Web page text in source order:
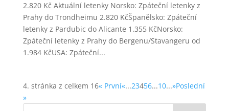
2.820 Kč Aktuální letenky Norsko: Zpáteční letenky z
Prahy do Trondheimu 2.820 KčŠpanělsko: Zpáteční
letenky z Pardubic do Alicante 1.355 KčNorsko:
Zpáteční letenky z Prahy do Bergenu/Stavangeru od
1.984 KčUSA: Zpáteční...
4. stránka z celkem 16« První«...23456...10...»Poslední
»